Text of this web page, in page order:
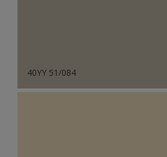
40YY 51/084